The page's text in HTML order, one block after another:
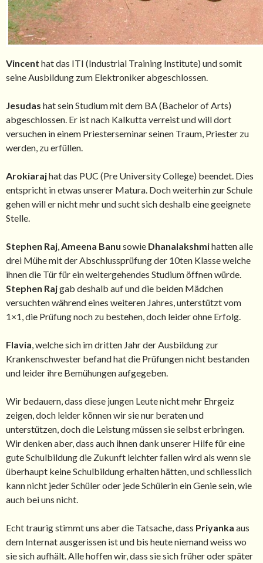
Vincent hat das ITI (Industrial Training Institute) und somit
seine Ausbildung zum Elektroniker abgeschlossen.
Jesudas hat sein Studium mit dem BA (Bachelor of Arts)
abgeschlossen. Er ist nach Kalkutta verreist und will dort
versuchen in einem Priesterseminar seinen Traum, Priester zu
werden, zu erfüllen.
Arokiarajhat das PUC (Pre University College) beendet. Dies
entspricht in etwas unserer Matura. Doch weiterhin zur Schule
gehen will er nicht mehr und sucht sich deshalb eine geeignete
Stelle.
Stephen Raj,Ameena Banu sowie Dhanalakshmihatten alle
drei Mühe mit der Abschlussprüfung der 10ten Klasse welche
ihnen die Tür für ein weitergehendes Studium öffnen würde.
Stephen Rajgab deshalb auf und die beiden Mädchen
versuchten während eines weiteren Jahres, unterstützt vom
1×1, die Prüfung noch zu bestehen, doch leider ohne Erfolg.
Flavia, welche sich im dritten Jahr der Ausbildung zur
Krankenschwester befand hat die Prüfungen nicht bestanden
und leider ihre Bemühungen aufgegeben.
Wir bedauern, dass diese jungen Leute nicht mehr Ehrgeiz
zeigen, doch leider können wir sie nur beraten und
unterstützen, doch die Leistung müssen sie selbst erbringen.
Wir denken aber, dass auch ihnen dank unserer Hilfe für eine
gute Schulbildung die Zukunft leichter fallen wird als wenn sie
überhaupt keine Schulbildung erhalten hätten, und schliesslich
kann nicht jeder Schüler oder jede Schülerin ein Genie sein, wie
auch bei uns nicht.
Echt traurig stimmt uns aber die Tatsache, dass Priyanka aus
dem Internat ausgerissen ist und bis heute niemand weiss wo
sie sich aufhält. Alle hoffen wir, dass sie sich früher oder später